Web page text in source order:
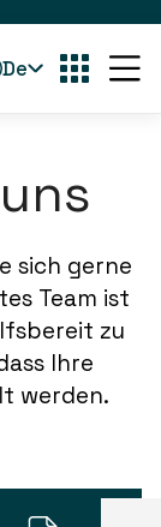
De
sich gerne
Team ist
zu
Ihre
werden.